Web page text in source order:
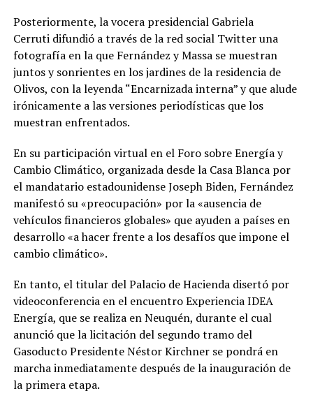
Posteriormente, la vocera presidencial Gabriela
Cerruti difundió a través de la red social Twitter una
fotografía en la que Fernández y Massa se muestran
juntos y sonrientes en los jardines de la residencia de
Olivos, con la leyenda “Encarnizada interna” y que alude
irónicamente a las versiones periodísticas que los
muestran enfrentados.
En su participación virtual en el Foro sobre Energía y
Cambio Climático, organizada desde la Casa Blanca por
el mandatario estadounidense Joseph Biden, Fernández
manifestó su «preocupación» por la «ausencia de
vehículos financieros globales» que ayuden a países en
desarrollo «a hacer frente a los desafíos que impone el
cambio climático».
En tanto, el titular del Palacio de Hacienda disertó por
videoconferencia en el encuentro Experiencia IDEA
Energía, que se realiza en Neuquén, durante el cual
anunció que la licitación del segundo tramo del
Gasoducto Presidente Néstor Kirchner se pondrá en
marcha inmediatamente después de la inauguración de
la primera etapa.